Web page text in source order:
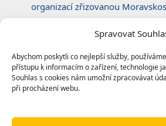
Spravovat
Abychom poskytli co nejlepší služby,
přístupu k informacím o zařízení, technologie
Souhlas s cookies nám umožní zpracovávat
při procházení webu.
organizací zřizovanou
Certifikace ČSN EN ISO